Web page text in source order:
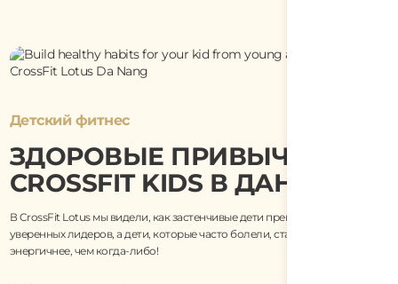
Детский фитнес
ЗДОРОВЫЕ ПРИВЫЧКИ С
CROSSFIT KIDS В ДАНАНГЕ
В CrossFit Lotus мы видели, как застенчивые дети превращаются в
уверенных лидеров, а дети, которые часто болели, становятся сильнее и
энергичнее, чем когда-либо!